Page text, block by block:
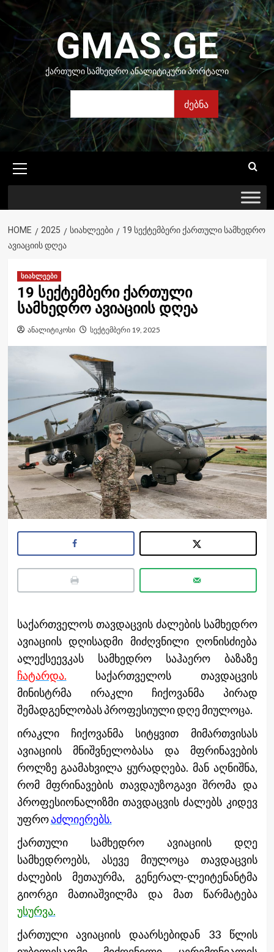
Skip
to
content
GMAS.GE
ᲥᲐᲠᲗᲣᲚᲘ ᲡᲐᲛᲮᲔᲓᲠᲝ ᲐᲜᲐᲚᲘᲢᲘᲙᲣᲠᲘ ᲞᲝᲠᲢᲐᲚᲘ
ძებნა
Menu
HOME 2025 ᲡᲘᲐᲮᲚᲔᲔᲑᲘ
19 ᲡᲔᲥᲢᲔᲛᲑᲔᲠᲘ ᲥᲐᲠᲗᲣᲚᲘ ᲡᲐᲛᲮᲔᲓᲠᲝ
ᲐᲕᲘᲐᲪᲘᲘᲡ ᲓᲦᲔᲐ
სიახლეები
19 სექტემბერი ქართული
სამხედრო ავიაციის დღეა
ანალიტიკოსი სექტემბერი 19, 2025
საქართველოს თავდაცვის ძალების სამხედრო
ავიაციის დღისადმი მიძღვნილი ღონისძიება
ალექსეევკას სამხედრო საჰაერო ბაზაზე
ჩატარდა. საქართველოს თავდაცვის
მინისტრმა ირაკლი ჩიქოვანმა პირად
შემადგენლობას პროფესიული დღე მიულოცა.
ირაკლი ჩიქოვანმა სიტყვით მიმართვისას
ავიაციის მნიშვნელობასა და მფრინავების
როლზე გაამახვილა ყურადღება. მან აღნიშნა,
რომ მფრინავების თავდაუზოგავი შრომა და
პროფესიონალიზმი თავდაცვის ძალებს კიდევ
უფროაძლიერებს.
ქართული სამხედრო ავიაციის დღე
სამხედროებს, ასევე მიულოცა თავდაცვის
ძალების მეთაურმა, გენერალ-ლეიტენანტმა
გიორგი მათიაშვილმა და მათ წარმატება
უსურვა.
ქართული ავიაციის დაარსებიდან 33 წლის